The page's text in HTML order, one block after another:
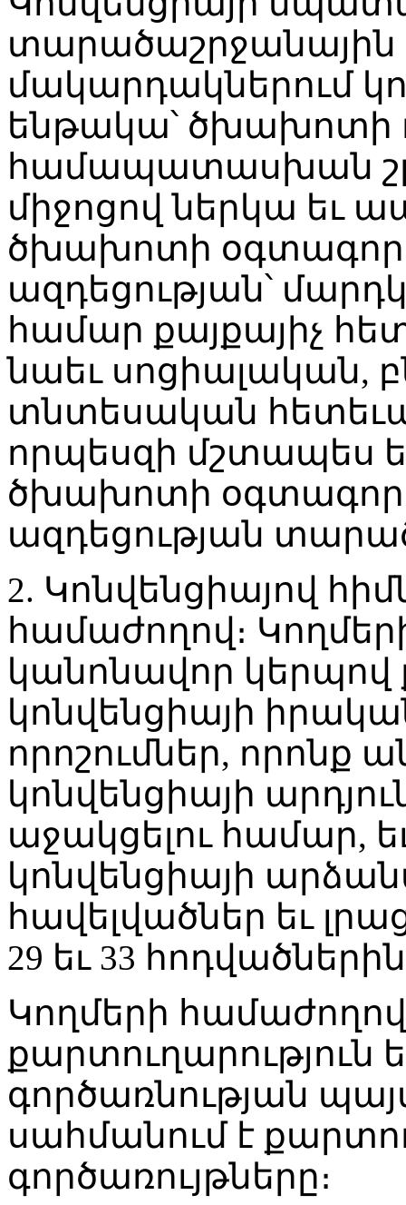
տարածաշրջանային
մակարդակներում
ենթակա՝ ծխախոտի
համապատասխան
միջոցով ներկա եւ
ծխախոտի
ազդեցության՝
համար քայքայիչ
նաեւ
տնտեսական
որպեսզի մշտապես
ծխախոտի
ազդեցության
2. Կոնվենցիայով
համաժողով։
կանոնավոր կերպով
կոնվենցիայի
որոշումներ, որոնք
կոնվենցիայի
աջակցելու համար,
կոնվենցիայի
հավելվածներ եւ
29 եւ 33
Կողմերի
քարտուղարություն
գործառնության
սահմանում է
գործառույթները։